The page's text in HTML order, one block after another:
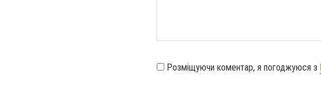
Розміщуючи коментар, я погоджуюся з